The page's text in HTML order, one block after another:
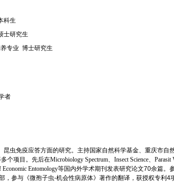
科生
士研究生
专业 博士研究生
者
昆虫免疫应答方面的研究。主持国家自然科学基金、重庆市
个项目。先后在Microbiology Spectrum、 Insect Science、 Parasit
Economic Entomology等国内外学术期刊发表研究论文70余篇。
，参与《微孢子虫-机会性病原体》著作的翻译，获授权专利 4